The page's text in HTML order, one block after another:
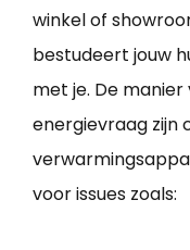
winkel of
bestudeert jouw
met je. De
energievraag zijn
voor issues zoals: